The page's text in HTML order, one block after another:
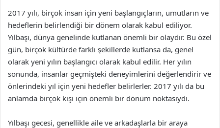
2017 yılı, birçok insan için yeni başlangıçların, umutların ve
hedeflerin belirlendiği bir dönem olarak kabul ediliyor.
Yılbaşı, dünya genelinde kutlanan önemli bir olaydır. Bu özel
gün, birçok kültürde farklı şekillerde kutlansa da, genel
olarak yeni yılın başlangıcı olarak kabul edilir. Her yılın
sonunda, insanlar geçmişteki deneyimlerini değerlendirir ve
önlerindeki yıl için yeni hedefler belirlerler. 2017 yılı da bu
anlamda birçok kişi için önemli bir dönüm noktasıydı.
Yılbaşı gecesi, genellikle aile ve arkadaşlarla bir araya